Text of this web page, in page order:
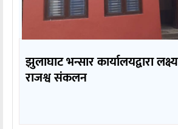
झुलाघाट भन्सार कार्यालयद्वारा
राजश्व संकलन